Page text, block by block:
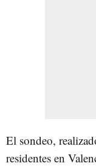
El sondeo,
residentes en